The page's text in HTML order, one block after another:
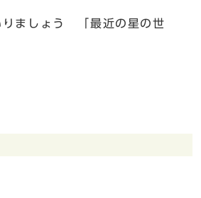
ましょう 「最近の星の世